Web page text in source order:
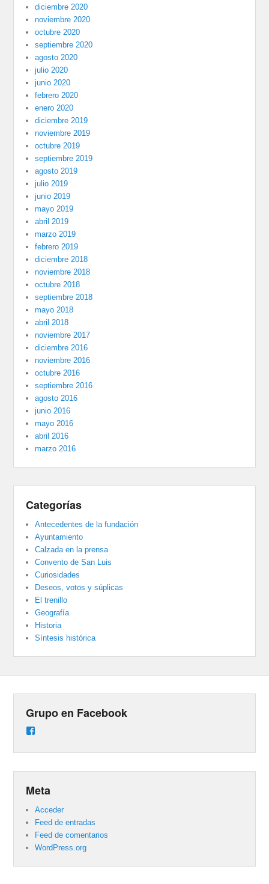
diciembre 2020
noviembre 2020
octubre 2020
septiembre 2020
agosto 2020
julio 2020
junio 2020
febrero 2020
enero 2020
diciembre 2019
noviembre 2019
octubre 2019
septiembre 2019
agosto 2019
julio 2019
junio 2019
mayo 2019
abril 2019
marzo 2019
febrero 2019
diciembre 2018
noviembre 2018
octubre 2018
septiembre 2018
mayo 2018
abril 2018
noviembre 2017
diciembre 2016
noviembre 2016
octubre 2016
septiembre 2016
agosto 2016
junio 2016
mayo 2016
abril 2016
marzo 2016
Categorías
Antecedentes de la fundación
Ayuntamiento
Calzada en la prensa
Convento de San Luis
Curiosidades
Deseos, votos y súplicas
El trenillo
Geografía
Historia
Síntesis histórica
Grupo en Facebook
en
Meta
Acceder
Feed de entradas
Feed de comentarios
WordPress.org